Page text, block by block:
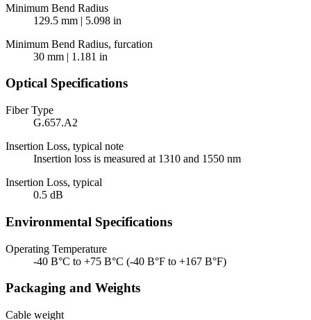
Minimum Bend Radius
129.5 mm | 5.098 in
Minimum Bend Radius, furcation
30 mm | 1.181 in
Optical Specifications
Fiber Type
G.657.A2
Insertion Loss, typical note
Insertion loss is measured at 1310 and 1550 nm
Insertion Loss, typical
0.5 dB
Environmental Specifications
Operating Temperature
-40 В°C to +75 В°C (-40 В°F to +167 В°F)
Packaging and Weights
Cable weight